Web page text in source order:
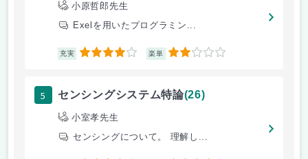
小原哲郎先生
Exelを用いたプログラミン...
充実 4 楽単 2
5 センシングシステム特論(26)
小室孝先生
センシングについて。 理解し...